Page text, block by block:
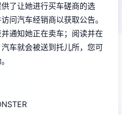
了让她进行买车磋商的选
问汽车经销商以获取公告。
通知她正在卖车；阅读并在
车就会被送到托儿所，您可